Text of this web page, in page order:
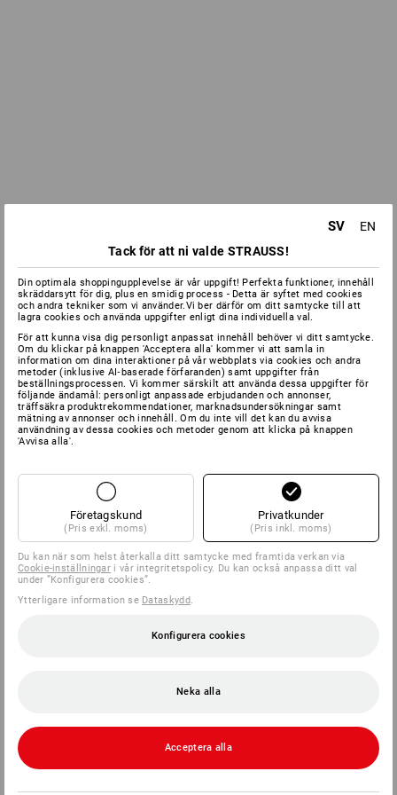
SV
EN
Tack för att ni valde STRAUSS!
Din optimala shoppingupplevelse är vår uppgift! Perfekta funktioner, innehåll
skräddarsytt för dig, plus en smidig process - Detta är syftet med cookies
och andra tekniker som vi använder.Vi ber därför om ditt samtycke till att
lagra cookies och använda uppgifter enligt dina individuella val.
För att kunna visa dig personligt anpassat innehåll behöver vi ditt samtycke.
Om du klickar på knappen 'Acceptera alla' kommer vi att samla in
information om dina interaktioner på vår webbplats via cookies och andra
metoder (inklusive AI‑baserade förfaranden) samt uppgifter från
beställningsprocessen. Vi kommer särskilt att använda dessa uppgifter för
följande ändamål: personligt anpassade erbjudanden och annonser,
träffsäkra produktrekommendationer, marknadsundersökningar samt
mätning av annonser och innehåll. Om du inte vill det kan du avvisa
användning av dessa cookies och metoder genom att klicka på knappen
'Avvisa alla'.
Företagskund
(Pris exkl. moms)
Privatkunder
(Pris inkl. moms)
Du kan när som helst återkalla ditt samtycke med framtida verkan via
Cookie-inställningar i vår integritetspolicy. Du kan också anpassa ditt val
under ”Konfigurera cookies”.
Ytterligare information se Dataskydd.
Konfigurera cookies
Neka alla
Acceptera alla